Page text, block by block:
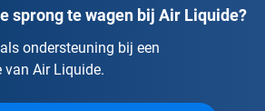
sprong te wagen bij Air Liquide?
ondersteuning bij een
Air Liquide.